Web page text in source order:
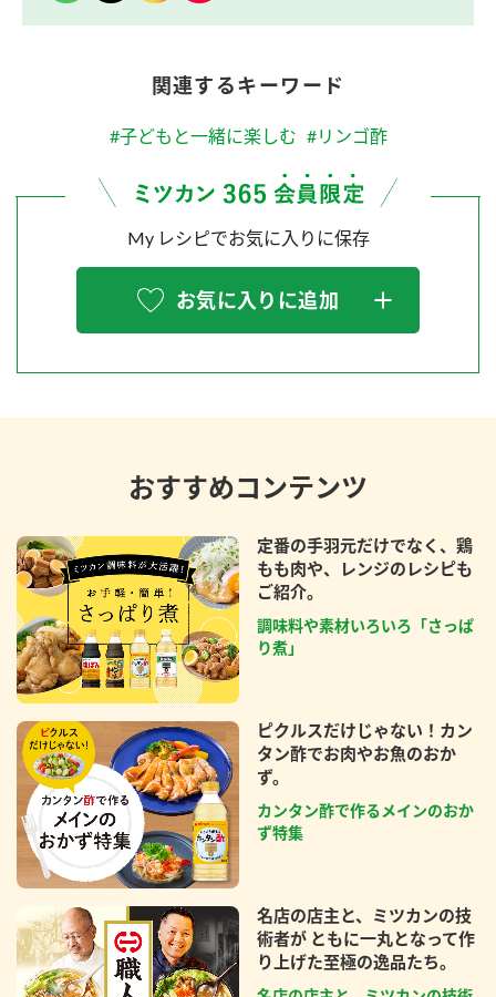
関連するキーワード
#子どもと一緒に楽しむ #リンゴ酢
My レシピでお気に入りに保存
お気に入りに追加
おすすめコンテンツ
定番の手羽元だけでなく、鶏
もも肉や、レンジのレシピも
ご紹介。
調味料や素材いろいろ「さっぱ
り煮」
ピクルスだけじゃない！カン
タン酢でお肉やお魚のおか
ず。
カンタン酢で作るメインのおか
ず特集
名店の店主と、ミツカンの技
術者が ともに一丸となって作
り上げた至極の逸品たち。